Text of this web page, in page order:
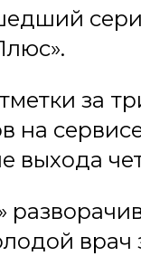
за
на
выхода
врач